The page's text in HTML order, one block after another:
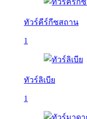
ทัวร์คีร์กีซสถาน
1
ทัวร์ลิเบีย
1